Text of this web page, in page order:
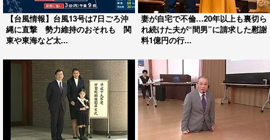
【台風情報】台風13号は7日ごろ沖
縄に直撃 勢力維持のおそれも 関
東や東海など太...
妻が自宅で不倫…20年以上も裏切ら
れ続けた夫が“間男”に請求した慰謝
料1億円の行...